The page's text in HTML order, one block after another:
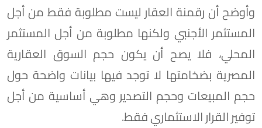
وأوضح أن رقمنة العقار ليست مطلوبة فقط من أجل
المستثمر الأجنبي ولكنها مطلوبة من أجل المستثمر
المحلي، فلا يصح أن يكون حجم السوق العقارية
المصرية بضخامتها لا توجد فيها بيانات واضحة حول
حجم المبيعات وحجم التصدير وهي أساسية من أجل
توفير القرار الاستثماري فقط.